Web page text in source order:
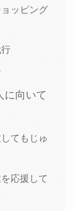
ッピング
に向いて
てもじゅ
応援して